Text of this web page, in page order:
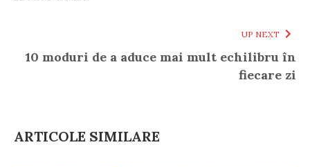
UP NEXT
10 moduri de a aduce mai mult echilibru în
fiecare zi
ARTICOLE SIMILARE